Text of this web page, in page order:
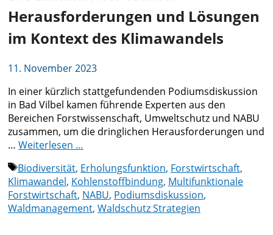
Herausforderungen und Lösungen
im Kontext des Klimawandels
11. November 2023
In einer kürzlich stattgefundenden Podiumsdiskussion
in Bad Vilbel kamen führende Experten aus den
Bereichen Forstwissenschaft, Umweltschutz und NABU
zusammen, um die dringlichen Herausforderungen und
… Weiterlesen …
Schlagwörter
Biodiversität, Erholungsfunktion, Forstwirtschaft,
Klimawandel, Kohlenstoffbindung, Multifunktionale
Forstwirtschaft, NABU, Podiumsdiskussion,
Waldmanagement, Waldschutz Strategien